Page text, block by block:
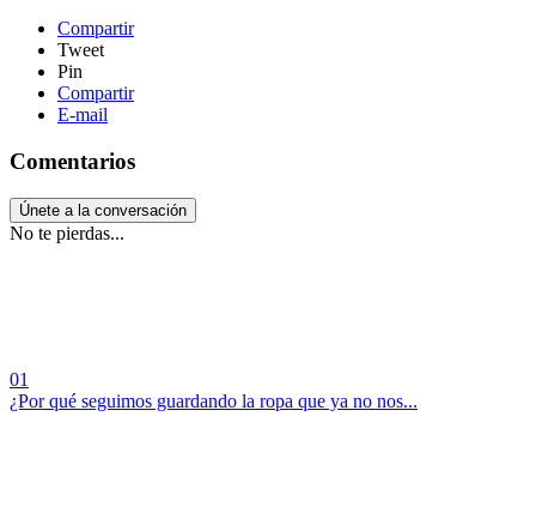
Compartir
Tweet
Pin
Compartir
E-mail
Comentarios
Únete a la conversación
No te pierdas...
01
¿Por qué seguimos guardando la ropa que ya no nos...